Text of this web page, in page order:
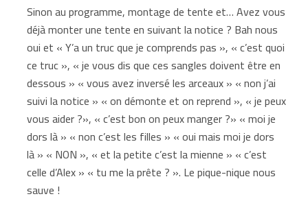
Sinon au programme, montage de tente et… Avez vous
déjà monter une tente en suivant la notice ? Bah nous
oui et « Y’a un truc que je comprends pas », « c’est quoi
ce truc », « je vous dis que ces sangles doivent être en
dessous » « vous avez inversé les arceaux » « non j’ai
suivi la notice » « on démonte et on reprend », « je peux
vous aider ?», « c’est bon on peux manger ?» « moi je
dors là » « non c’est les filles » « oui mais moi je dors
là » « NON », « et la petite c’est la mienne » « c’est
celle d’Alex » « tu me la prête ? ». Le pique-nique nous
sauve !